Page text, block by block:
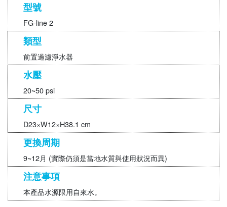
型號
FG-line 2
類型
前置過濾淨水器
水壓
20~50 psi
尺寸
D23×W12×H38.1 cm
更換周期
9~12月 (實際仍須是當地水質與使用狀況而異)
注意事項
本產品水源限用自來水。